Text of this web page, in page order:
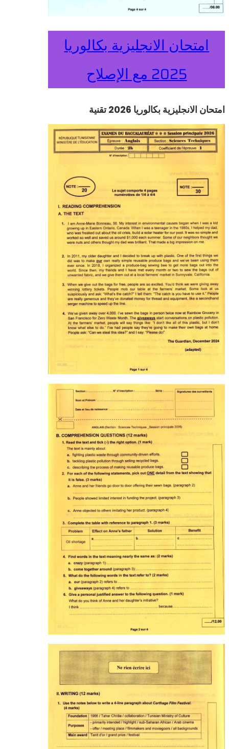
امتحان الانجليزية بكالوريا
2025 مع الإصلاح
امتحان الانجليزية بكالوريا 2026 تقنية